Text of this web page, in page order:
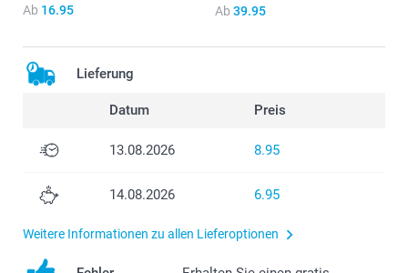
Ab 16.95 Ab 39.95
Lieferung
Datum Preis
13.08.2026 8.95
14.08.2026 6.95
Weitere Informationen zu allen Lieferoptionen